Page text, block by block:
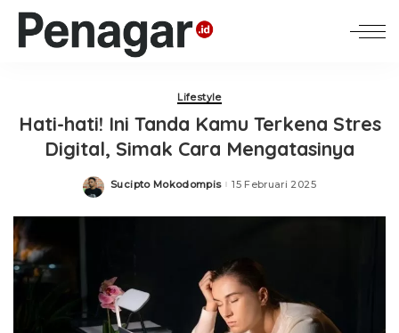
Lifestyle
Hati-hati! Ini Tanda Kamu Terkena Stres
Digital, Simak Cara Mengatasinya
Posted
Sucipto Mokodompis 15 Februari 2025